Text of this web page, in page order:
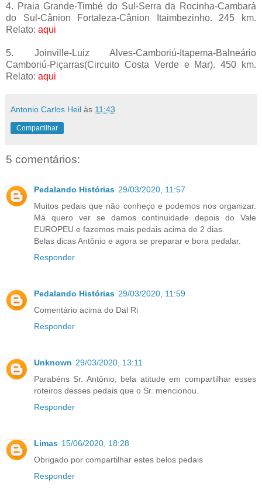
4. Praia Grande-Timbé do Sul-Serra da Rocinha-Cambará
do Sul-Cânion Fortaleza-Cânion Itaimbezinho. 245 km.
Relato: aqui
5. Joinville-Luiz Alves-Camboriú-Itapema-Balneário
Camboriú-Piçarras(Circuito Costa Verde e Mar). 450 km.
Relato: aqui
Antonio Carlos Heil às 11:43
Compartilhar
5 comentários:
Pedalando Histórias 29/03/2020, 11:57
Muitos pedais que não conheço e podemos nos organizar.
Má quero ver se damos continuidade depois do Vale
EUROPEU e fazemos mais pedais acima de 2 dias.
Belas dicas Antônio e agora se preparar e bora pedalar.
Responder
Pedalando Histórias 29/03/2020, 11:59
Comentário acima do Dal Ri
Responder
Unknown 29/03/2020, 13:11
Parabéns Sr. Antônio, bela atitude em compartilhar esses
roteiros desses pedais que o Sr. mencionou.
Responder
Limas 15/06/2020, 18:28
Obrigado por compartilhar estes belos pedais
Responder